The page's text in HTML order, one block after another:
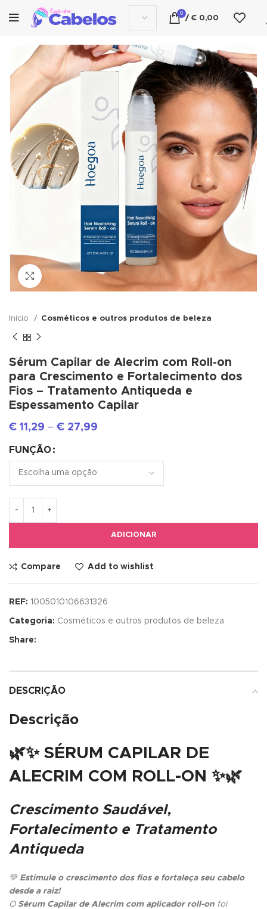
0
/ € 0,00
Click to enlarge
Início Cosméticos e outros produtos de beleza
Sérum Capilar de Alecrim com Roll-on
para Crescimento e Fortalecimento dos
Fios – Tratamento Antiqueda e
Espessamento Capilar
€ 11,29 – € 27,99
FUNÇÃO
ADICIONAR
Compare Add to wishlist
REF: 1005010106631326
Categoria: Cosméticos e outros produtos de beleza
Share:
DESCRIÇÃO
Descrição
🌿✨ SÉRUM CAPILAR DE
ALECRIM COM ROLL-ON ✨🌿
Crescimento Saudável,
Fortalecimento e Tratamento
Antiqueda
💚 Estimule o crescimento dos fios e fortaleça seu cabelo
desde a raiz!
O Sérum Capilar de Alecrim com aplicador roll-on foi